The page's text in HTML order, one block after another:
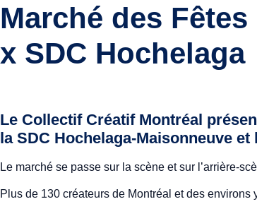
Marché des
x SDC Hochelaga
Le Collectif Créatif Montréal
la SDC Hochelaga-Maisonneuve
Le marché se passe sur la scène et sur l’arrière-
Plus de 130 créateurs de Montréal et des